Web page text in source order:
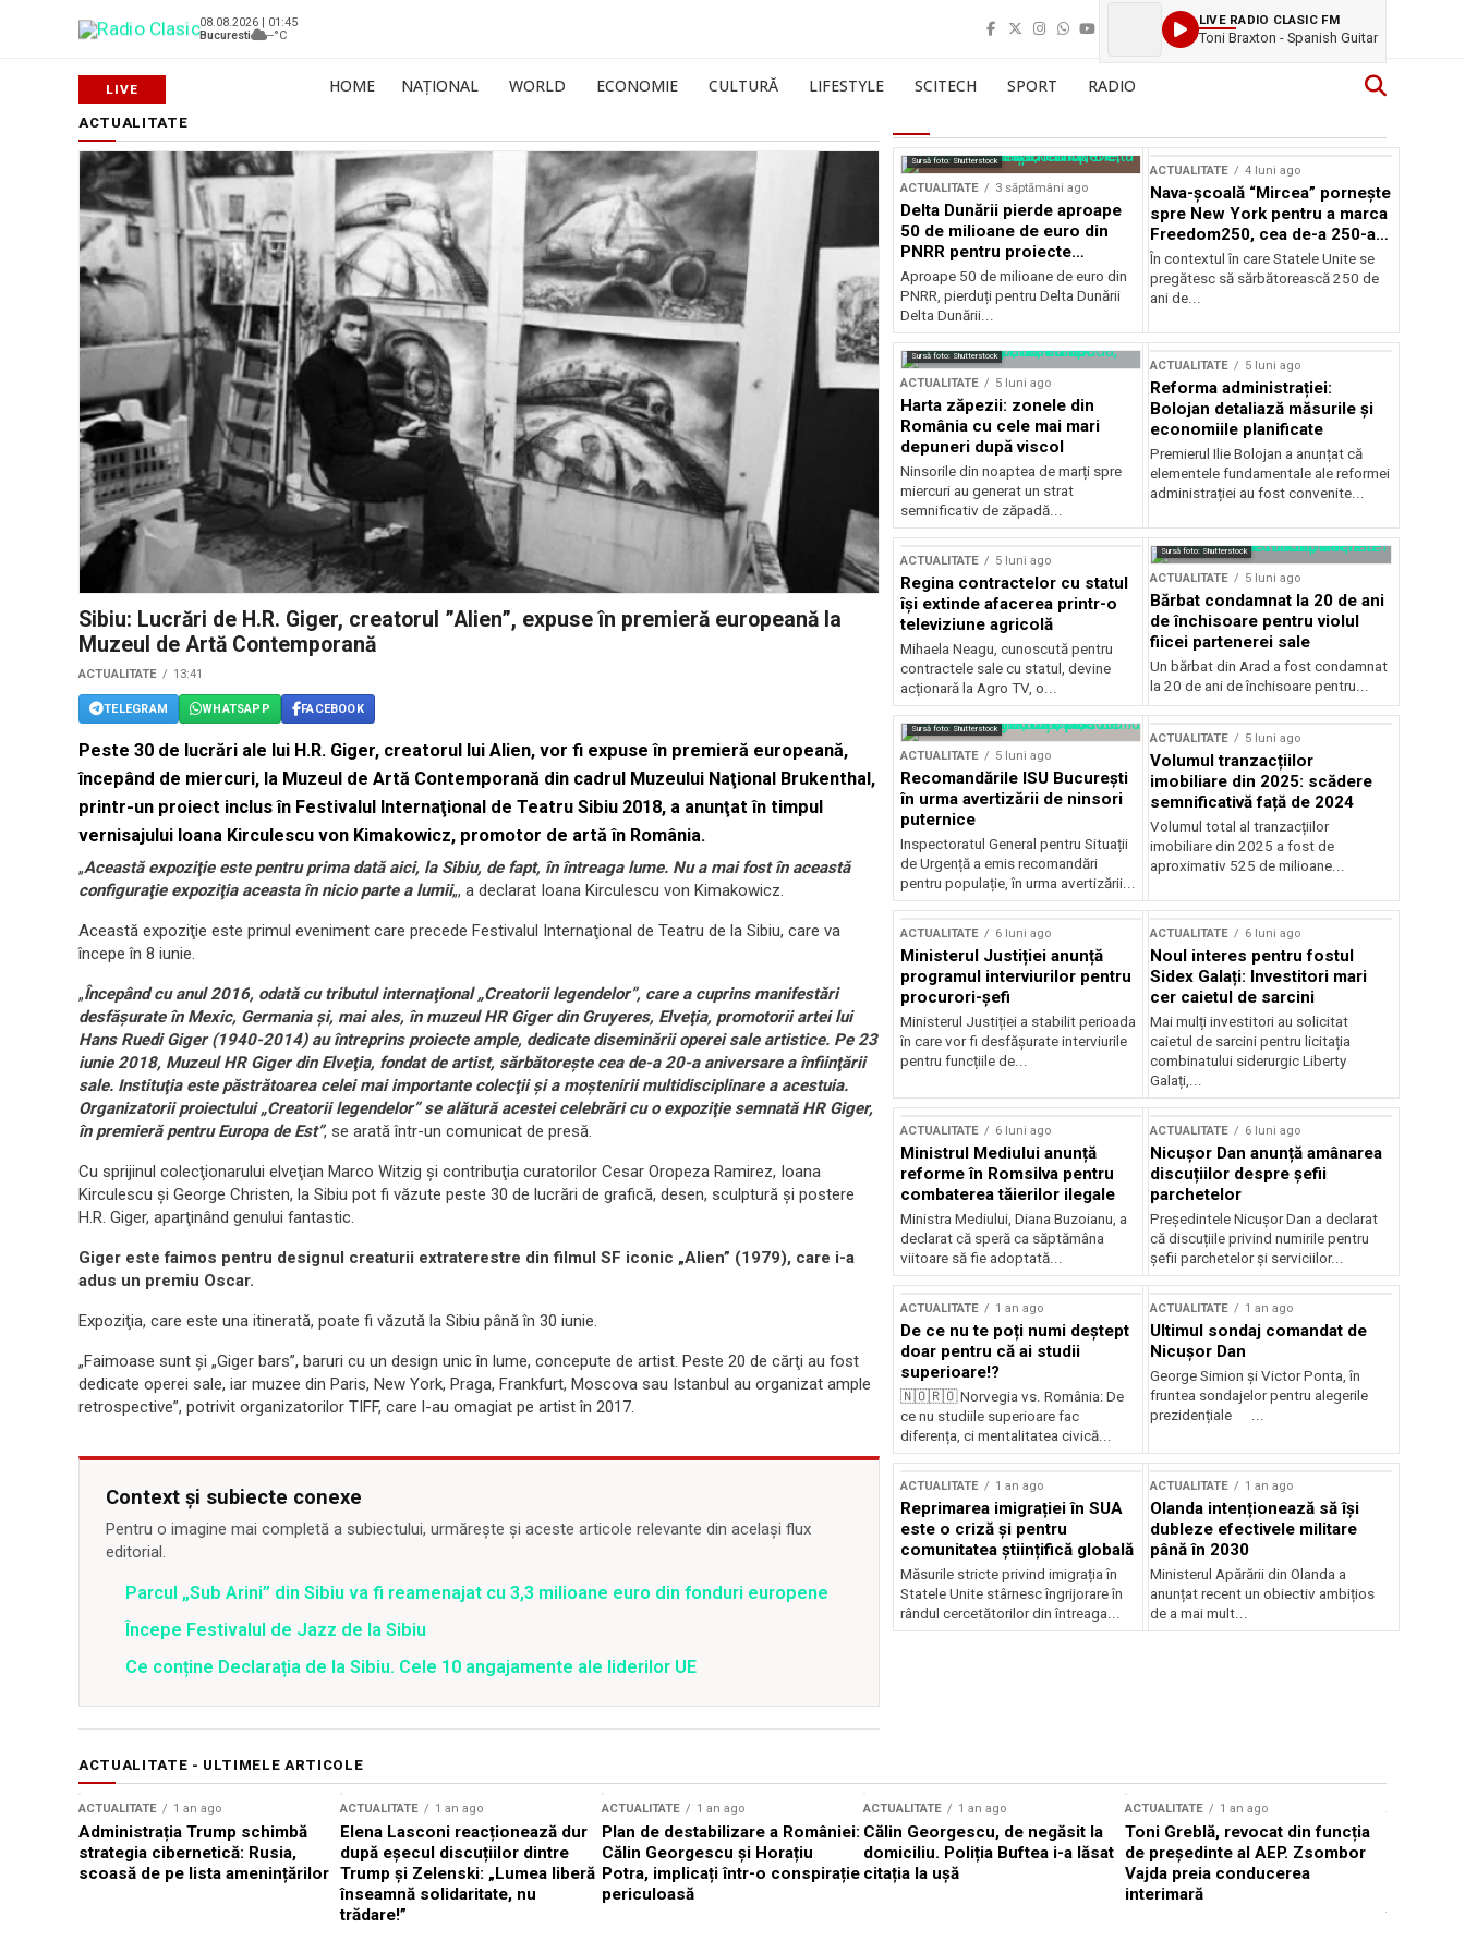
08.08.2026 | 01:45
Bucuresti
--°C
LIVE RADIO CLASIC FM
Toni Braxton - Spanish Guitar
HOME NAȚIONAL WORLD ECONOMIE CULTURĂ LIFESTYLE SCITECH SPORT RADIO
ACTUALITATE
Sibiu: Lucrări de H.R. Giger, creatorul ”Alien”, expuse în premieră europeană la
Muzeul de Artă Contemporană
ACTUALITATE 13:41
TELEGRAM WHATSAPP FACEBOOK
Peste 30 de lucrări ale lui H.R. Giger, creatorul lui Alien, vor fi expuse în premieră europeană,
începând de miercuri, la Muzeul de Artă Contemporană din cadrul Muzeului Naţional Brukenthal,
printr-un proiect inclus în Festivalul Internaţional de Teatru Sibiu 2018, a anunţat în timpul
vernisajului Ioana Kirculescu von Kimakowicz, promotor de artă în România.
„Această expoziţie este pentru prima dată aici, la Sibiu, de fapt, în întreaga lume. Nu a mai fost în această
configuraţie expoziţia aceasta în nicio parte a lumii„, a declarat Ioana Kirculescu von Kimakowicz.
Această expoziţie este primul eveniment care precede Festivalul Internaţional de Teatru de la Sibiu, care va
începe în 8 iunie.
„Începând cu anul 2016, odată cu tributul internaţional „Creatorii legendelor”, care a cuprins manifestări
desfăşurate în Mexic, Germania şi, mai ales, în muzeul HR Giger din Gruyeres, Elveţia, promotorii artei lui
Hans Ruedi Giger (1940-2014) au întreprins proiecte ample, dedicate diseminării operei sale artistice. Pe 23
iunie 2018, Muzeul HR Giger din Elveţia, fondat de artist, sărbătoreşte cea de-a 20-a aniversare a înfiinţării
sale. Instituţia este păstrătoarea celei mai importante colecţii şi a moştenirii multidisciplinare a acestuia.
Organizatorii proiectului „Creatorii legendelor” se alătură acestei celebrări cu o expoziţie semnată HR Giger,
în premieră pentru Europa de Est”, se arată într-un comunicat de presă.
Cu sprijinul colecţionarului elveţian Marco Witzig şi contribuţia curatorilor Cesar Oropeza Ramirez, Ioana
Kirculescu şi George Christen, la Sibiu pot fi văzute peste 30 de lucrări de grafică, desen, sculptură şi postere
H.R. Giger, aparţinând genului fantastic.
Giger este faimos pentru designul creaturii extraterestre din filmul SF iconic „Alien” (1979), care i-a
adus un premiu Oscar.
Expoziţia, care este una itinerată, poate fi văzută la Sibiu până în 30 iunie.
„Faimoase sunt şi „Giger bars”, baruri cu un design unic în lume, concepute de artist. Peste 20 de cărţi au fost
dedicate operei sale, iar muzee din Paris, New York, Praga, Frankfurt, Moscova sau Istanbul au organizat ample
retrospective”, potrivit organizatorilor TIFF, care l-au omagiat pe artist în 2017.
Context și subiecte conexe
Pentru o imagine mai completă a subiectului, urmărește și aceste articole relevante din același flux
editorial.
Parcul „Sub Arini” din Sibiu va fi reamenajat cu 3,3 milioane euro din fonduri europene
Începe Festivalul de Jazz de la Sibiu
Ce conține Declarația de la Sibiu. Cele 10 angajamente ale liderilor UE
Sursă foto: Shutterstock
ACTUALITATE 3 săptămâni ago
Delta Dunării pierde aproape
50 de milioane de euro din
PNRR pentru proiecte
esențiale
Aproape 50 de milioane de euro din
PNRR, pierduți pentru Delta Dunării
Delta Dunării...
ACTUALITATE 4 luni ago
Nava-școală “Mircea” pornește
spre New York pentru a marca
Freedom250, cea de-a 250-a
aniversare a Statelor Unite
În contextul în care Statele Unite se
pregătesc să sărbătorească 250 de
ani de...
Sursă foto: Shutterstock
ACTUALITATE 5 luni ago
Harta zăpezii: zonele din
România cu cele mai mari
depuneri după viscol
Ninsorile din noaptea de marți spre
miercuri au generat un strat
semnificativ de zăpadă...
ACTUALITATE 5 luni ago
Reforma administrației:
Bolojan detaliază măsurile și
economiile planificate
Premierul Ilie Bolojan a anunțat că
elementele fundamentale ale reformei
administrației au fost convenite...
ACTUALITATE 5 luni ago
Regina contractelor cu statul
își extinde afacerea printr-o
televiziune agricolă
Mihaela Neagu, cunoscută pentru
contractele sale cu statul, devine
acționară la Agro TV, o...
Sursă foto: Shutterstock
ACTUALITATE 5 luni ago
Bărbat condamnat la 20 de ani
de închisoare pentru violul
fiicei partenerei sale
Un bărbat din Arad a fost condamnat
la 20 de ani de închisoare pentru...
Sursă foto: Shutterstock
ACTUALITATE 5 luni ago
Recomandările ISU București
în urma avertizării de ninsori
puternice
Inspectoratul General pentru Situații
de Urgență a emis recomandări
pentru populație, în urma avertizării...
ACTUALITATE 5 luni ago
Volumul tranzacțiilor
imobiliare din 2025: scădere
semnificativă față de 2024
Volumul total al tranzacțiilor
imobiliare din 2025 a fost de
aproximativ 525 de milioane...
ACTUALITATE 6 luni ago
Ministerul Justiției anunță
programul interviurilor pentru
procurori-șefi
Ministerul Justiției a stabilit perioada
în care vor fi desfășurate interviurile
pentru funcțiile de...
ACTUALITATE 6 luni ago
Noul interes pentru fostul
Sidex Galați: Investitori mari
cer caietul de sarcini
Mai mulți investitori au solicitat
caietul de sarcini pentru licitația
combinatului siderurgic Liberty
Galați,...
ACTUALITATE 6 luni ago
Ministrul Mediului anunță
reforme în Romsilva pentru
combaterea tăierilor ilegale
Ministra Mediului, Diana Buzoianu, a
declarat că speră ca săptămâna
viitoare să fie adoptată...
ACTUALITATE 6 luni ago
Nicușor Dan anunță amânarea
discuțiilor despre șefii
parchetelor
Președintele Nicușor Dan a declarat
că discuțiile privind numirile pentru
șefii parchetelor și serviciilor...
ACTUALITATE 1 an ago
De ce nu te poți numi deștept
doar pentru că ai studii
superioare!?
🇳🇴🇷🇴 Norvegia vs. România: De
ce nu studiile superioare fac
diferența, ci mentalitatea civică...
ACTUALITATE 1 an ago
Ultimul sondaj comandat de
Nicușor Dan
George Simion și Victor Ponta, în
fruntea sondajelor pentru alegerile
prezidențiale ...
ACTUALITATE 1 an ago
Reprimarea imigrației în SUA
este o criză și pentru
comunitatea științifică globală
Măsurile stricte privind imigrația în
Statele Unite stârnesc îngrijorare în
rândul cercetătorilor din întreaga...
ACTUALITATE 1 an ago
Olanda intenționează să își
dubleze efectivele militare
până în 2030
Ministerul Apărării din Olanda a
anunțat recent un obiectiv ambițios
de a mai mult...
ACTUALITATE - ULTIMELE ARTICOLE
ACTUALITATE 1 an ago
Administrația Trump schimbă
strategia cibernetică: Rusia,
scoasă de pe lista amenințărilor
ACTUALITATE 1 an ago
Elena Lasconi reacționează dur
după eșecul discuțiilor dintre
Trump și Zelenski: „Lumea liberă
înseamnă solidaritate, nu
trădare!”
ACTUALITATE 1 an ago
Plan de destabilizare a României:
Călin Georgescu și Horațiu
Potra, implicați într-o conspirație
periculoasă
ACTUALITATE 1 an ago
Călin Georgescu, de negăsit la
domiciliu. Poliția Buftea i-a lăsat
citația la ușă
ACTUALITATE 1 an ago
Toni Greblă, revocat din funcția
de președinte al AEP. Zsombor
Vajda preia conducerea
interimară